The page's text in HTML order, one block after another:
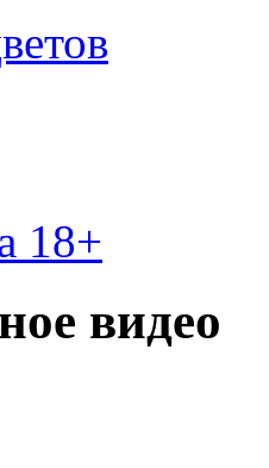
18+
видео